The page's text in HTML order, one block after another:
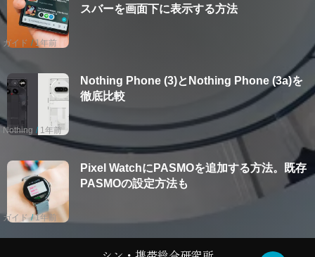
スバーを画面下に表示する方法
ガイド 1年前
Nothing Phone (3)とNothing Phone (3a)を
徹底比較
Nothing 1年前
Pixel WatchにPASMOを追加する方法。既存
PASMOの設定方法も
ガイド 1年前